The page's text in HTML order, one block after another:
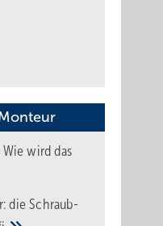
wird das
die Schraub­